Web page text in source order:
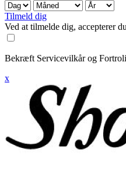
Tilmeld dig
Ved at tilmelde dig, accepterer
Bekræft Servicevilkår og
x